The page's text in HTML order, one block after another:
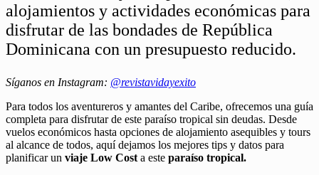
alojamientos y actividades económicas para
disfrutar de las bondades de República
Dominicana con un presupuesto reducido.
Síganos en Instagram: @revistavidayexito
Para todos los aventureros y amantes del Caribe, ofrecemos una guía
completa para disfrutar de este paraíso tropical sin deudas. Desde
vuelos económicos hasta opciones de alojamiento asequibles y tours
al alcance de todos, aquí dejamos los mejores tips y datos para
planificar un viaje Low Cost a este paraíso tropical.